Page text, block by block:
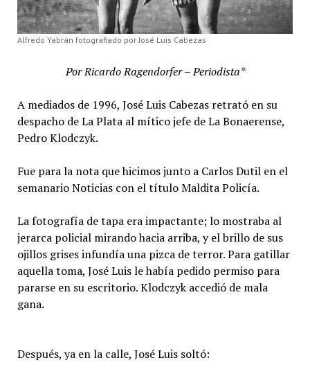
Alfredo Yabrán fotografiado por José Luis Cabezas
Por Ricardo Ragendorfer – Periodista*
A mediados de 1996, José Luis Cabezas retrató en su
despacho de La Plata al mítico jefe de La Bonaerense,
Pedro Klodczyk.
Fue para la nota que hicimos junto a Carlos Dutil en el
semanario Noticias con el título Maldita Policía.
La fotografía de tapa era impactante; lo mostraba al
jerarca policial mirando hacia arriba, y el brillo de sus
ojillos grises infundía una pizca de terror. Para gatillar
aquella toma, José Luis le había pedido permiso para
pararse en su escritorio. Klodczyk accedió de mala
gana.
Después, ya en la calle, José Luis soltó: